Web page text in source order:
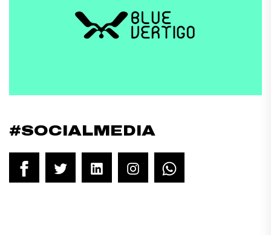
#SOCIALMEDIA
FacebookTwitter LinkedInInstagram